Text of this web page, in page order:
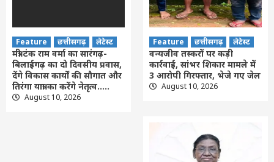
Feature छत्तीसगढ़ लेटेस्ट
मंत्री टंक राम वर्मा का सारंगढ़-
बिलाईगढ़ का दो दिवसीय प्रवास,
देंगे विकास कार्यों की सौगात और
तिरंगा यात्रा का करेंगे नेतृत्व…..
August 10, 2026
Feature छत्तीसगढ़ लेटेस्ट
वन्यजीव तस्करों पर कड़ी
कार्रवाई, सांभर शिकार मामले में
3 आरोपी गिरफ्तार, भेजे गए जेल
August 10, 2026